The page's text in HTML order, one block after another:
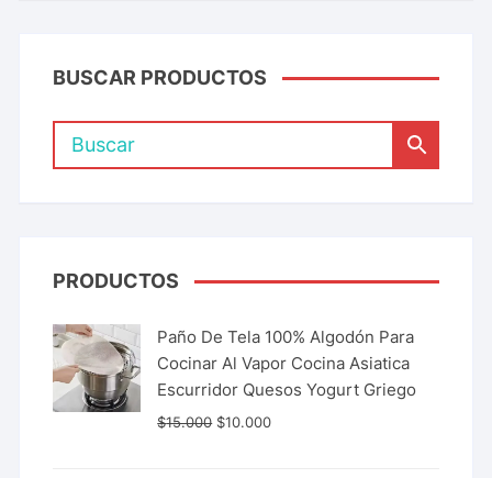
BUSCAR PRODUCTOS
PRODUCTOS
Paño De Tela 100% Algodón Para
Cocinar Al Vapor Cocina Asiatica
Escurridor Quesos Yogurt Griego
$15.000 $10.000